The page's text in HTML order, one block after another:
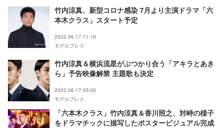
竹内涼真、新型コロナ感染 7月より主演ドラマ「六
本木クラス」スタート予定
2022.06.17 11:16
モデルプレス
竹内涼真＆横浜流星がぶつかり合う「アキラとあき
ら」予告映像解禁 主題歌も決定
2022.06.17 05:00
モデルプレス
「六本木クラス」竹内涼真＆香川照之、対峙の様子
をドラマチックに描写したポスタービジュアル完成